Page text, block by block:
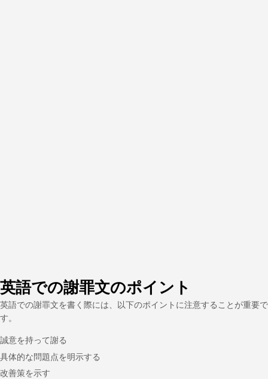
英語での謝罪文のポイント
英語での謝罪文を書く際には、以下のポイントに注意することが重要で
す。
誠意を持って謝る
具体的な問題点を明示する
改善策を示す